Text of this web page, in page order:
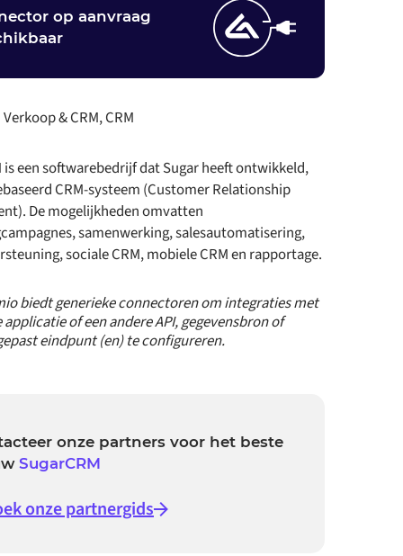
op aanvraag
Verkoop & CRM, CRM
is een softwarebedrijf dat Sugar heeft ontwikkeld,
CRM-systeem (Customer Relationship
De mogelijkheden omvatten
samenwerking, salesautomatisering,
sociale CRM, mobiele CRM en rapportage.
biedt generieke connectoren om integraties met
applicatie of een andere API, gegevensbron of
eindpunt (en) te configureren.
onze partners voor het beste
SugarCRM
onze partnergids